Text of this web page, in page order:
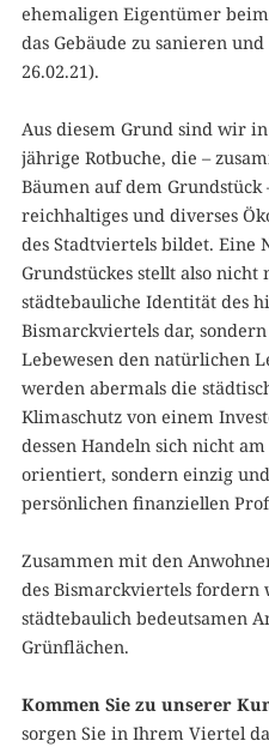
ehemaligen Eigentümer
das Gebäude zu sanieren
26.02.21).
Aus diesem Grund sind wir
jährige Rotbuche, die –
Bäumen auf dem
reichhaltiges und diverses
des Stadtviertels bildet. Eine
Grundstückes stellt also
städtebauliche Identität des
Bismarckviertels dar,
Lebewesen den natürlichen
werden abermals die
Klimaschutz von einem
dessen Handeln sich nicht
orientiert, sondern einzig
persönlichen finanziellen
Zusammen mit den
des Bismarckviertels fordern
städtebaulich bedeutsamen
Grünflächen.
Kommen Sie zu unserer
sorgen Sie in Ihrem Viertel